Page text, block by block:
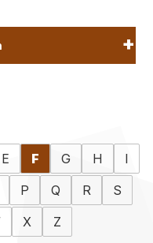
E F G H
I
P Q R
S
X Z